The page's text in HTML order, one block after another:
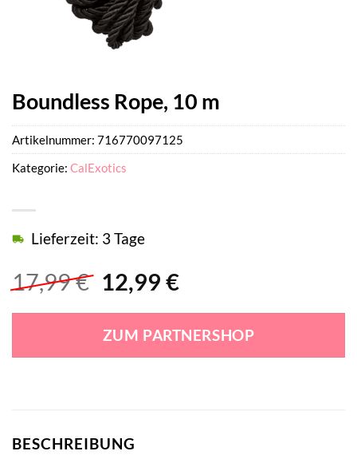
Boundless Rope, 10 m
17,99€ Ursprünglicher
war:
17,99 €
12,99 €Aktueller
ist:
12,99 €.
Lieferzeit: 3 Tage
ZUM PARTNERSHOP
Artikelnummer: 716770097125
Kategorie: CalExotics
BESCHREIBUNG